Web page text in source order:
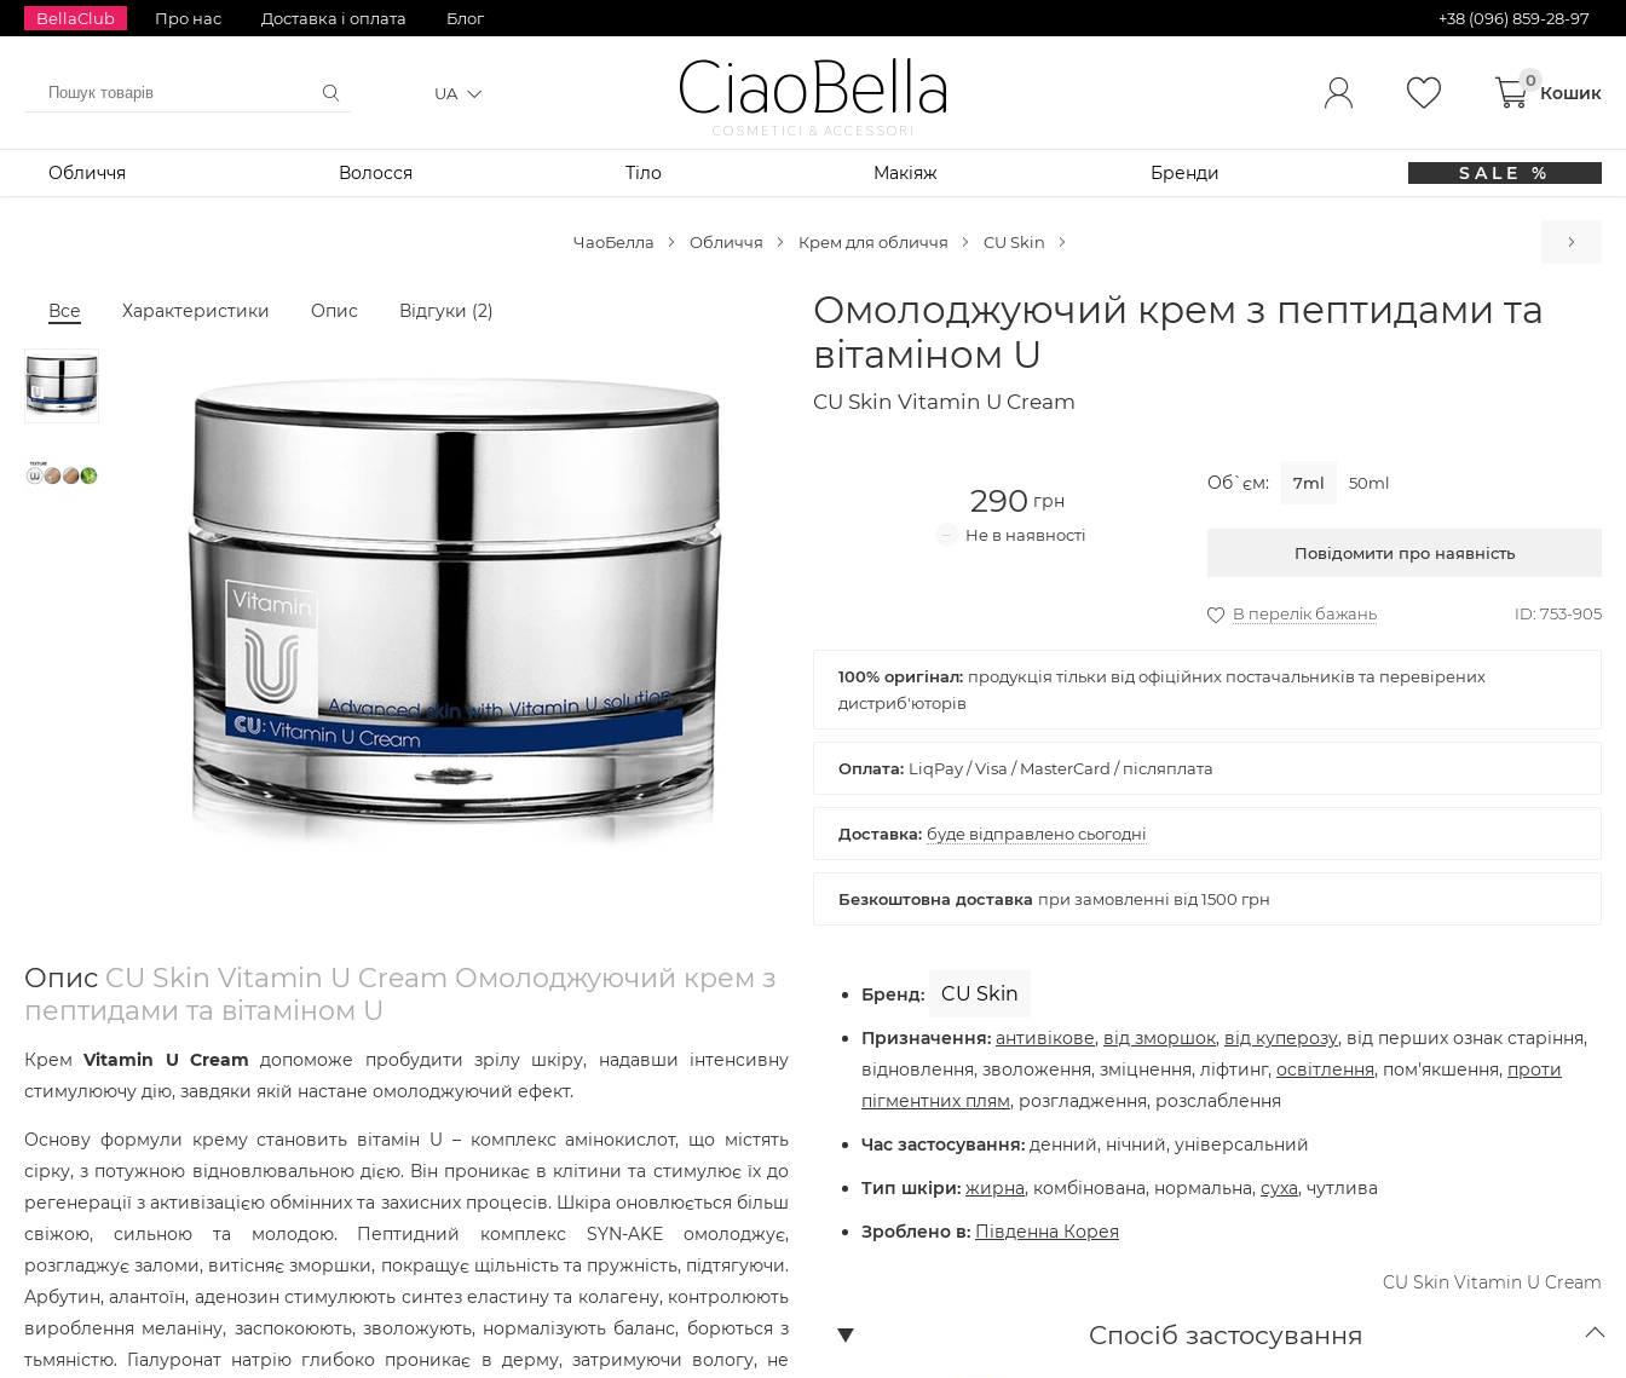
BellaClub Про нас Доставка і оплата Блог +38 (096) 859-28-97
UA CiaoBella
COSMETICI & ACCESSORI
Обличчя Волосся Тіло Макіяж Бренди SALE %
ЧаоБелла Обличчя Крем для обличчя CU Skin
Омолоджуючий крем з пептидами та
вітаміном U
CU Skin Vitamin U Cream
Об`єм: 7ml 50ml
290
Купити
100% оригінал:
Опис CU Skin Vitamin U Cream Омолоджуючий крем з
пептидами та вітаміном U
КремVitamin U Cream допоможе пробудити зрілу шкіру, надавши інтенсивну
стимулюючу дію, завдяки якій настане омолоджуючий ефект.
Основу формули крему становить вітамін U – комплекс амінокислот, що містять
сірку, з потужною відновлювальною дією. Він проникає в клітини та стимулює їх до
регенерації з активізацією обмінних та захисних процесів. Шкіра оновлюється більш
свіжою, сильною та молодою. Пептидний комплекс SYN-AKE омолоджує,
розгладжує заломи, витісняє зморшки, покращує щільність та пружність, підтягуючи.
Арбутин, алантоїн, аденозин стимулюють синтез еластину та колагену, контролюють
вироблення меланіну, заспокоюють, зволожують, нормалізують баланс, борються з
тьмяністю. Гіалуронат натрію глибоко проникає в дерму, затримуючи вологу, не
Бренд: CU Skin
Призначення: антивікове, від зморшок, від куперозу, від перших ознак старіння,
відновлення, зволоження, зміцнення, ліфтинг, освітлення, пом'якшення, проти
пігментних плям, розгладження, розслаблення
Час застосування: денний, нічний, універсальний
Тип шкіри: жирна, комбінована, нормальна, суха, чутлива
Зроблено в: Південна Корея
CU Skin Vitamin U Cream
Спосіб застосування
Все Характеристики Опис Відгуки